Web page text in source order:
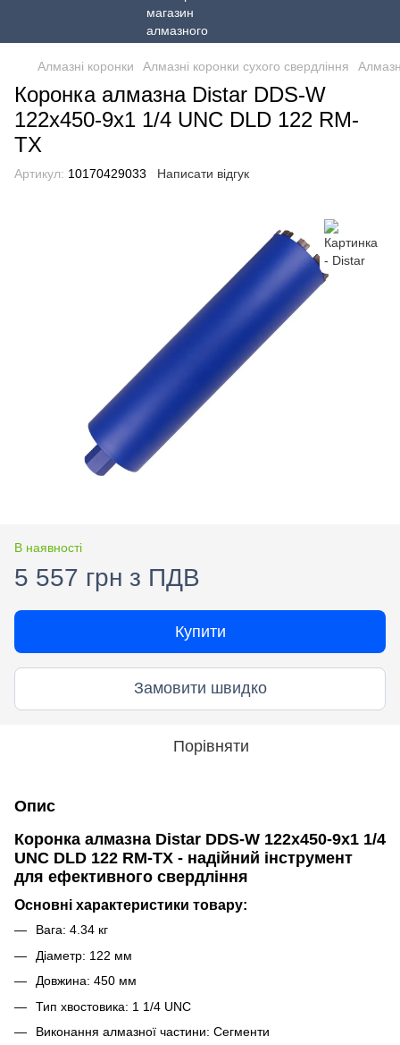
Алмазні коронки Алмазні коронки сухого свердління
Коронка алмазна Distar DDS-W
122x450-9x1 1/4 UNC DLD 122 RM-
TX
Артикул: 10170429033 Написати відгук
В наявності
5 557 грн з ПДВ
Купити
Замовити швидко
Порівняти
Опис
Коронка алмазна Distar DDS-W 122x450-9x1 1/4
UNC DLD 122 RM-TX - надійний інструмент
для ефективного свердління
Основні характеристики товару:
Вага: 4.34 кг
Діаметр: 122 мм
Довжина: 450 мм
Тип хвостовика: 1 1/4 UNC
Виконання алмазної частини: Сегменти